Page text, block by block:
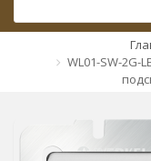
Розетки USB
Розетки ТВ
Розетки акустика
WL01-SW-